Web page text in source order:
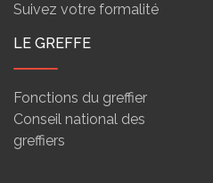
Suivez votre formalité
LE GREFFE
Fonctions du greffier
Conseil national des
greffiers